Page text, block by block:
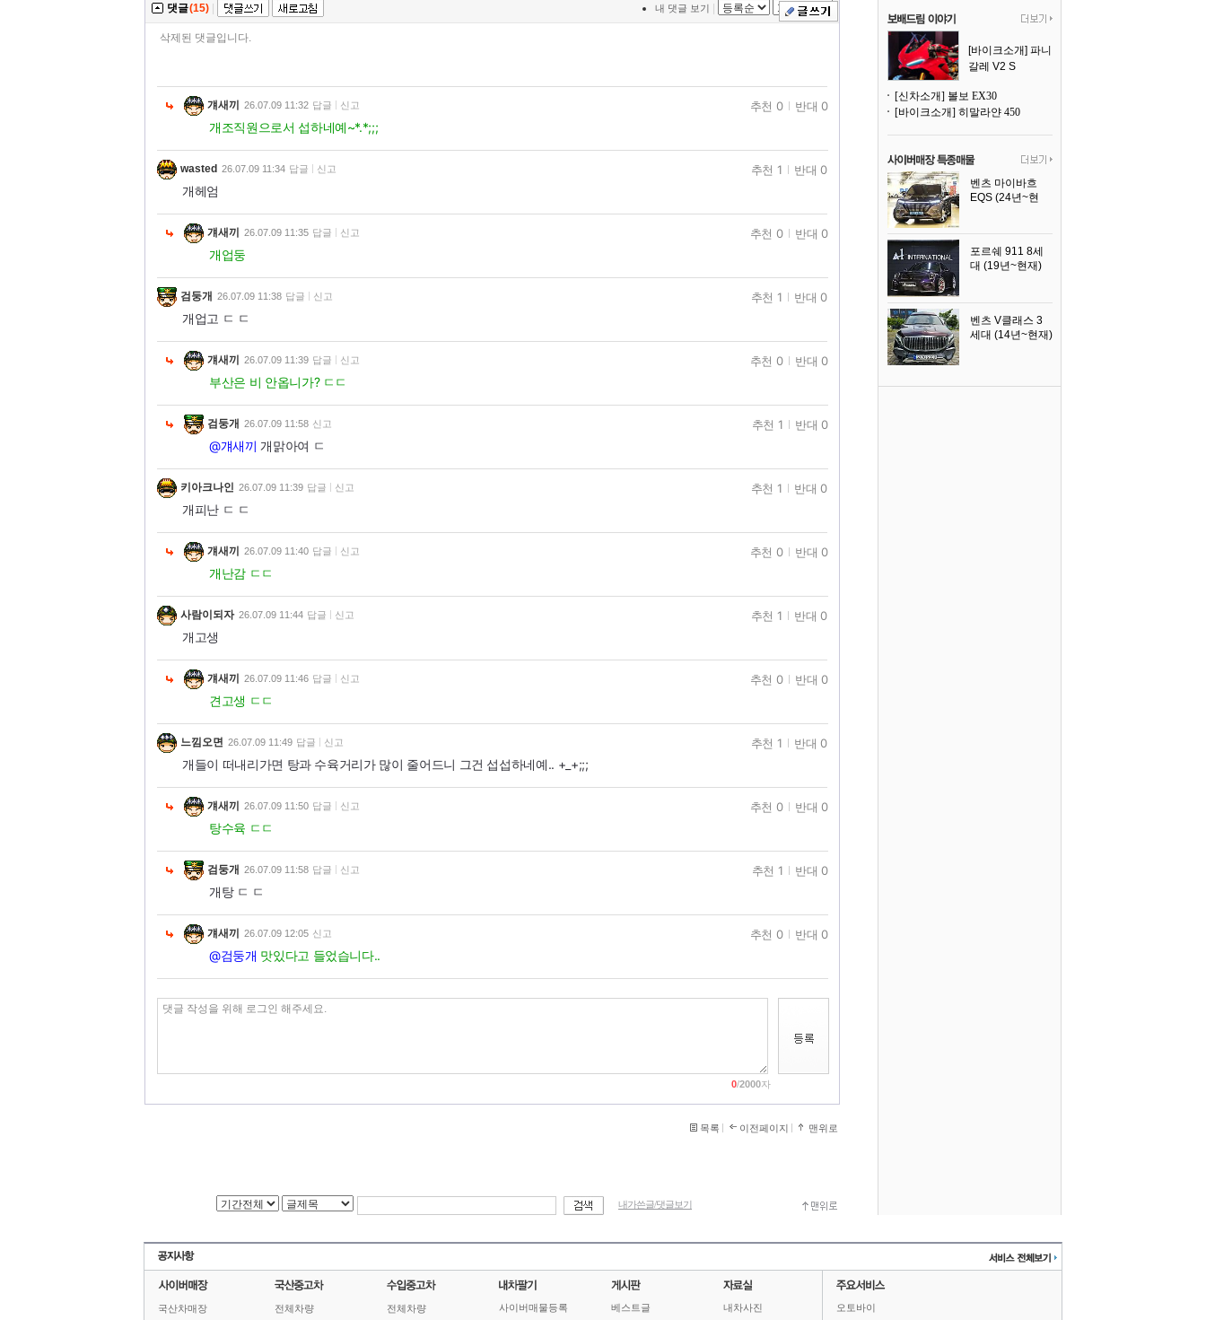
댓글(15) | 내 댓글 보기 |
삭제된 댓글입니다.
걔새끼 26.07.09 11:32 답글 신고
개조직원으로서 섭하네예~*.*;;;
추천 0 반대 0
wasted 26.07.09 11:34 답글 신고
개헤엄
추천 1 반대 0
걔새끼 26.07.09 11:35 답글 신고
개업둥
추천 0 반대 0
검둥개 26.07.09 11:38 답글 신고
개업고 ㄷ ㄷ
추천 1 반대 0
걔새끼 26.07.09 11:39 답글 신고
부산은 비 안옵니가? ㄷㄷ
추천 0 반대 0
검둥개 26.07.09 11:58 신고
@걔새끼 개맑아여 ㄷ
추천 1 반대 0
키아크나인 26.07.09 11:39 답글 신고
개피난 ㄷ ㄷ
추천 1 반대 0
걔새끼 26.07.09 11:40 답글 신고
개난감 ㄷㄷ
추천 0 반대 0
사람이되자 26.07.09 11:44 답글 신고
개고생
추천 1 반대 0
걔새끼 26.07.09 11:46 답글 신고
견고생 ㄷㄷ
추천 0 반대 0
느낌오면 26.07.09 11:49 답글 신고
개들이 떠내리가면 탕과 수육거리가 많이 줄어드니 그건 섭섭하네예.. +_+;;;
추천 1 반대 0
걔새끼 26.07.09 11:50 답글 신고
탕수육 ㄷㄷ
추천 0 반대 0
검둥개 26.07.09 11:58 답글 신고
개탕 ㄷ ㄷ
추천 1 반대 0
걔새끼 26.07.09 12:05 신고
@검둥개 맛있다고 들었습니다..
추천 0 반대 0
0/2000자
목록 이전페이지 맨위로
내가쓴글/댓글보기
[바이크소개] 파니
갈레 V2 S
[신차소개] 볼보 EX30
[바이크소개] 히말라얀 450
벤츠 마이바흐
EQS (24년~현
포르쉐 911 8세
대 (19년~현재)
벤츠 V클래스 3
세대 (14년~현재)
국산차매장
전체차량
전체차량
사이버매물등록
베스트글
내차사진
오토바이